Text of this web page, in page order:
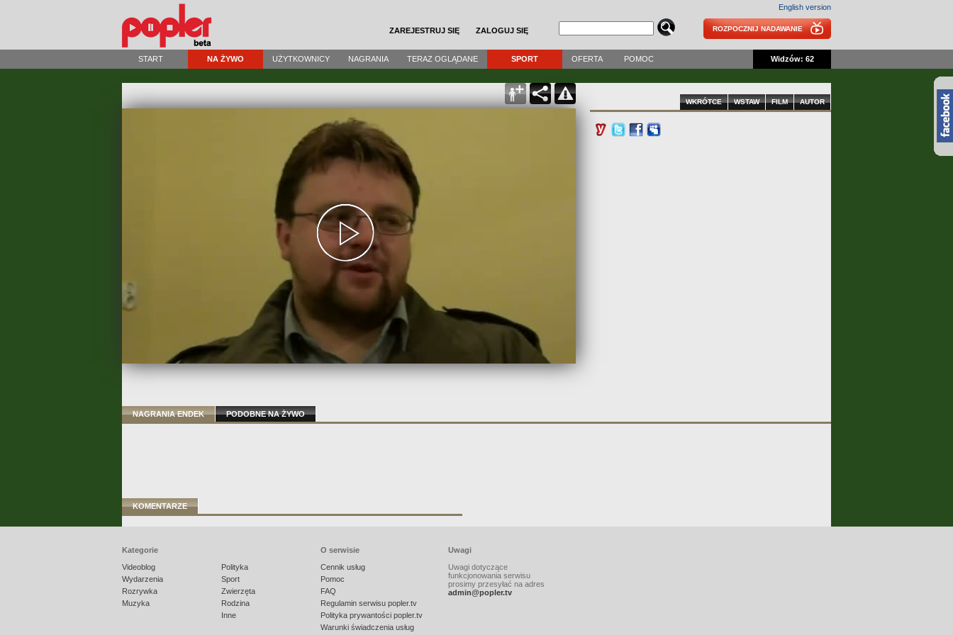
ZAREJESTRUJ SIĘ ZALOGUJ SIĘ
English version
ROZPOCZNIJ NADAWANIE
START NA ŻYWO UŻYTKOWNICY NAGRANIA TERAZ OGLĄDANE SPORT OFERTA POMOC Widzów: 62
AUTOR
FILM
WSTAW
WKRÓTCE
NAGRANIA ENDEK PODOBNE NA ŻYWO
KOMENTARZE
Kategorie
Videoblog
Wydarzenia
Rozrywka
Muzyka
Polityka
Sport
Zwierzęta
Rodzina
Inne
O serwisie
Cennik usług
Pomoc
FAQ
Regulamin serwisu popler.tv
Polityka prywantości popler.tv
Warunki świadczenia usług
Uwagi
Uwagi dotyczące
funkcjonowania serwisu
prosimy przesyłać na adres
admin@popler.tv